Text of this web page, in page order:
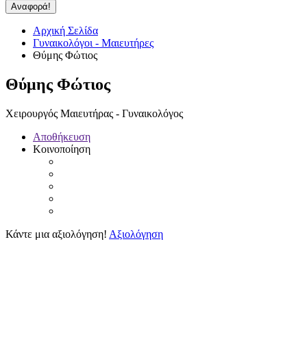
Αναφορά!
Αρχική Σελίδα
Γυναικολόγοι - Μαιευτήρες
Θύμης Φώτιος
Θύμης Φώτιος
Χειρουργός Μαιευτήρας - Γυναικολόγος
Αποθήκευση
Κοινοποίηση
Κάντε μια αξιολόγηση! Αξιολόγηση